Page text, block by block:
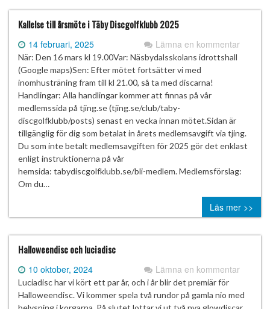
Kallelse till årsmöte i Täby Discgolfklubb 2025
14 februari, 2025 Lämna en kommentar
När: Den 16 mars kl 19.00Var: Näsbydalsskolans idrottshall
(Google maps)Sen: Efter mötet fortsätter vi med
inomhusträning fram till kl 21.00, så ta med discarna!
Handlingar: Alla handlingar kommer att finnas på vår
medlemssida på tjing.se (tjing.se/club/taby-
discgolfklubb/posts) senast en vecka innan mötet.Sidan är
tillgänglig för dig som betalat in årets medlemsavgift via tjing.
Du som inte betalt medlemsavgiften för 2025 gör det enklast
enligt instruktionerna på vår
hemsida: tabydiscgolfklubb.se/bli-medlem. Medlemsförslag:
Om du…
Läs mer >>
Halloweendisc och luciadisc
10 oktober, 2024 Lämna en kommentar
Luciadisc har vi kört ett par år, och i år blir det premiär för
Halloweendisc. Vi kommer spela två rundor på gamla nio med